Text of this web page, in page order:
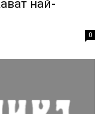
най-
0